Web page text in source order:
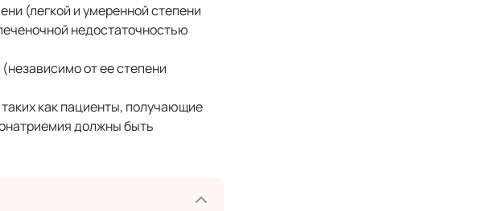
(легкой и умеренной степени
недостаточностью
от ее степени
как пациенты, получающие
должны быть